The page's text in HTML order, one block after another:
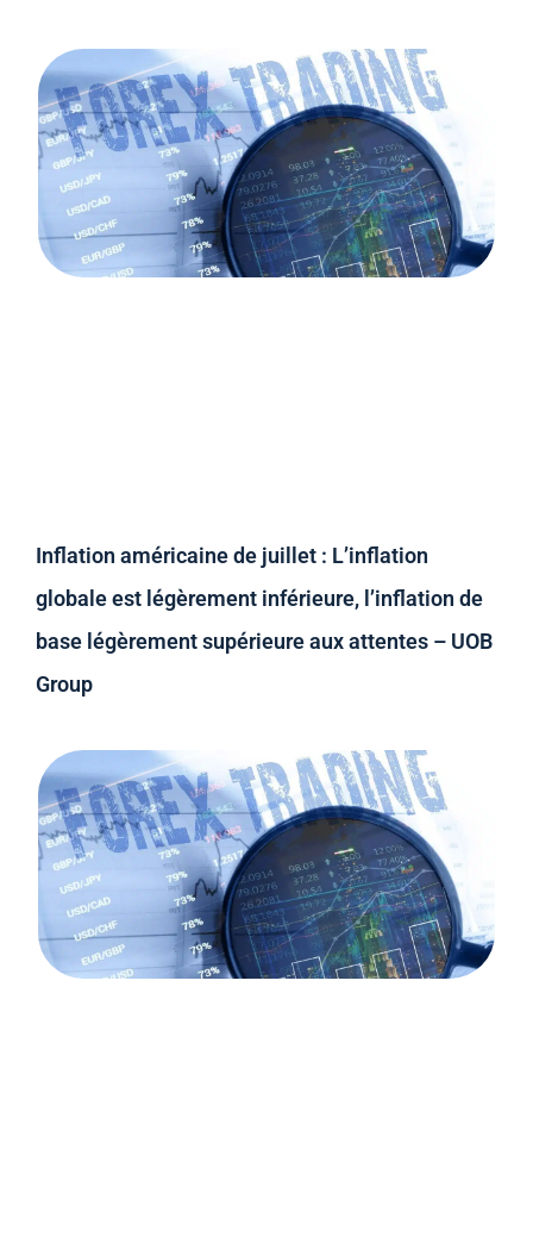
Inflation américaine de juillet : L’inflation
globale est légèrement inférieure, l’inflation de
base légèrement supérieure aux attentes – UOB
Group